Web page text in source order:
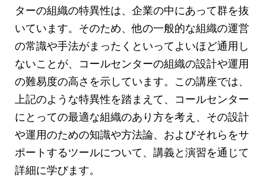
ターの組織の特異性は、企業の中にあって群を抜
いています。そのため、他の一般的な組織の運営
の常識や手法がまったくといってよいほど通用し
ないことが、コールセンターの組織の設計や運用
の難易度の高さを示しています。この講座では、
上記のような特異性を踏まえて、コールセンター
にとっての最適な組織のあり方を考え、その設計
や運用のための知識や方法論、およびそれらをサ
ポートするツールについて、講義と演習を通じて
詳細に学びます。